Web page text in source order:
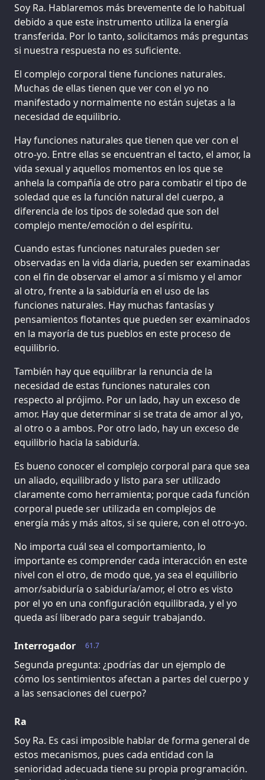
Soy Ra. Hablaremos más brevemente de lo habitual
debido a que este instrumento utiliza la energía
transferida. Por lo tanto, solicitamos más preguntas
si nuestra respuesta no es suficiente.
El complejo corporal tiene funciones naturales.
Muchas de ellas tienen que ver con el yo no
manifestado y normalmente no están sujetas a la
necesidad de equilibrio.
Hay funciones naturales que tienen que ver con el
otro-yo. Entre ellas se encuentran el tacto, el amor, la
vida sexual y aquellos momentos en los que se
anhela la compañía de otro para combatir el tipo de
soledad que es la función natural del cuerpo, a
diferencia de los tipos de soledad que son del
complejo mente/emoción o del espíritu.
Cuando estas funciones naturales pueden ser
observadas en la vida diaria, pueden ser examinadas
con el fin de observar el amor a sí mismo y el amor
al otro, frente a la sabiduría en el uso de las
funciones naturales. Hay muchas fantasías y
pensamientos flotantes que pueden ser examinados
en la mayoría de tus pueblos en este proceso de
equilibrio.
También hay que equilibrar la renuncia de la
necesidad de estas funciones naturales con
respecto al prójimo. Por un lado, hay un exceso de
amor. Hay que determinar si se trata de amor al yo,
al otro o a ambos. Por otro lado, hay un exceso de
equilibrio hacia la sabiduría.
Es bueno conocer el complejo corporal para que sea
un aliado, equilibrado y listo para ser utilizado
claramente como herramienta; porque cada función
corporal puede ser utilizada en complejos de
energía más y más altos, si se quiere, con el otro-yo.
No importa cuál sea el comportamiento, lo
importante es comprender cada interacción en este
nivel con el otro, de modo que, ya sea el equilibrio
amor/sabiduría o sabiduría/amor, el otro es visto
por el yo en una configuración equilibrada, y el yo
queda así liberado para seguir trabajando.
61.7
Interrogador
Segunda pregunta: ¿podrías dar un ejemplo de
cómo los sentimientos afectan a partes del cuerpo y
a las sensaciones del cuerpo?
Ra
Soy Ra. Es casi imposible hablar de forma general de
estos mecanismos, pues cada entidad con la
senioridad adecuada tiene su propia programación.